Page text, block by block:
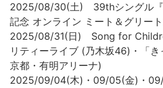
2025/08/30(土) 39thシングル『
記念 オンライン ミート＆グリー
2025/08/31(日) Song for
リティーライブ (乃木坂46)・「
京都・有明アリーナ)
2025/09/04(木)・09/05(金)・